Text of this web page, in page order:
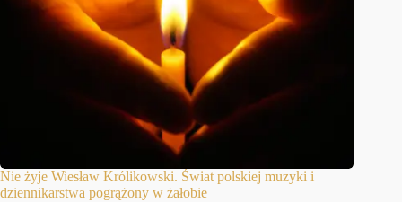
Nie żyje Wiesław Królikowski. Świat polskiej muzyki i
dziennikarstwa pogrążony w żałobie